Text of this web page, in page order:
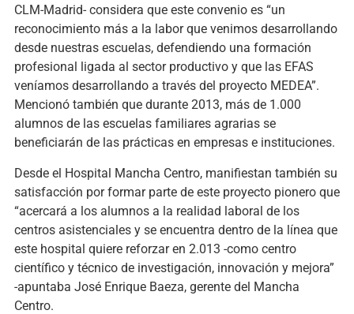
CLM-Madrid- considera que este convenio es “un
reconocimiento más a la labor que venimos desarrollando
desde nuestras escuelas, defendiendo una formación
profesional ligada al sector productivo y que las EFAS
veníamos desarrollando a través del proyecto MEDEA”.
Mencionó también que durante 2013, más de 1.000
alumnos de las escuelas familiares agrarias se
beneficiarán de las prácticas en empresas e instituciones.
Desde el Hospital Mancha Centro, manifiestan también su
satisfacción por formar parte de este proyecto pionero que
“acercará a los alumnos a la realidad laboral de los
centros asistenciales y se encuentra dentro de la línea que
este hospital quiere reforzar en 2.013 -como centro
científico y técnico de investigación, innovación y mejora”
-apuntaba José Enrique Baeza, gerente del Mancha
Centro.